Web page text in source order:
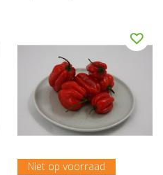
Niet op voorraad